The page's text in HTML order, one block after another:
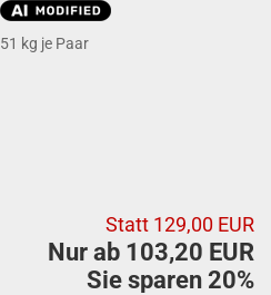
51 kg je Paar
Statt 129,00 EUR
Nur ab 103,20 EUR
Sie sparen 20%